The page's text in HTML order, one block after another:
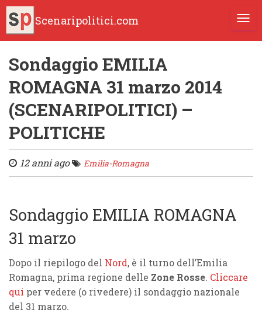
Scenaripolitici.com
Sondaggio EMILIA
ROMAGNA 31 marzo 2014
(SCENARIPOLITICI) –
POLITICHE
12 anni ago Emilia-Romagna
Sondaggio EMILIA ROMAGNA
31 marzo
Dopo il riepilogo del Nord, è il turno dell’Emilia
Romagna, prima regione delle Zone Rosse. Cliccare
qui per vedere (o rivedere) il sondaggio nazionale
del 31 marzo.